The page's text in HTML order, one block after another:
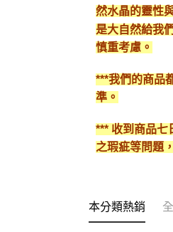
然水晶的靈性
是大自然給我
慎重考慮。
***我們的商品
準。
*** 收到商品七
之瑕疵等問題
本分類熱銷